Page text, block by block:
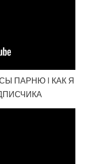
ПАРНЮ l КАК Я